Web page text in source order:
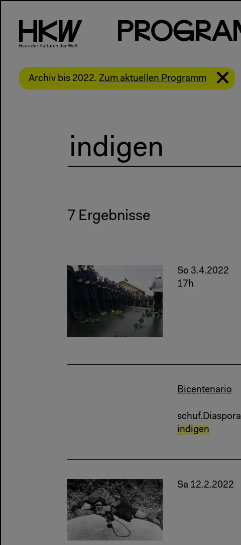
PRog Ra
Archiv bis 2022. Zum aktuellen Programm
7 Ergebnisse
So 3.4.2022
17h
Bicentenario
indigen
Sa 12.2.2022